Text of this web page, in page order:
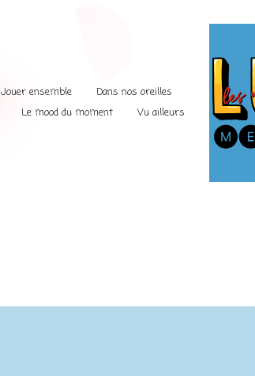
Jouer ensemble
Dans nos oreilles
Le mood du moment Vu ailleurs